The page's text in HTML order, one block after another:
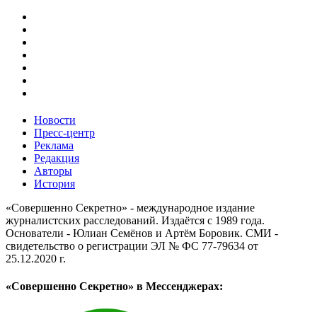
Новости
Пресс-центр
Реклама
Редакция
Авторы
История
«Совершенно Секретно» - международное издание
журналистских расследований. Издаётся с 1989 года.
Основатели - Юлиан Семёнов и Артём Боровик. CМИ -
свидетельство о регистрации ЭЛ № ФС 77-79634 от
25.12.2020 г.
«Совершенно Секретно» в Мессенджерах: